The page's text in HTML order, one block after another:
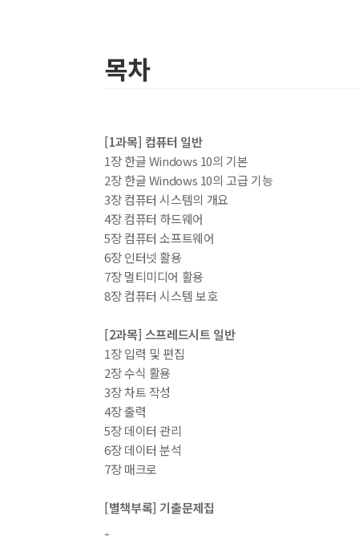
목차
[1과목] 컴퓨터 일반
1장 한글 Windows 10의 기본
2장 한글 Windows 10의 고급 기능
3장 컴퓨터 시스템의 개요
4장 컴퓨터 하드웨어
5장 컴퓨터 소프트웨어
6장 인터넷 활용
7장 멀티미디어 활용
8장 컴퓨터 시스템 보호
[2과목] 스프레드시트 일반
1장 입력 및 편집
2장 수식 활용
3장 차트 작성
4장 출력
5장 데이터 관리
6장 데이터 분석
7장 매크로
[별책부록] 기출문제집